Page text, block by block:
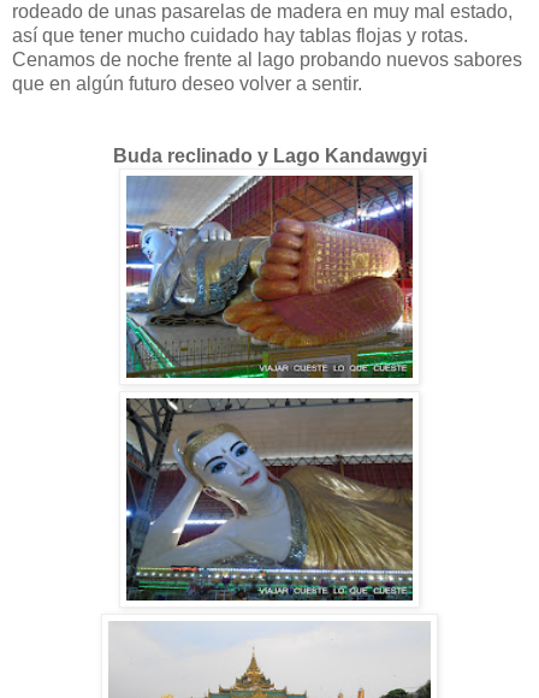
rodeado de unas pasarelas de madera en muy mal estado,
así que tener mucho cuidado hay tablas flojas y rotas.
Cenamos de noche frente al lago probando nuevos sabores
que en algún futuro deseo volver a sentir.
Buda reclinado y Lago Kandawgyi